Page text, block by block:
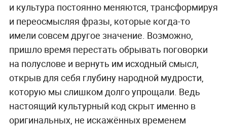
и культура постоянно меняются, трансформируя
и переосмысляя фразы, которые когда-то
имели совсем другое значение. Возможно,
пришло время перестать обрывать поговорки
на полуслове и вернуть им исходный смысл,
открыв для себя глубину народной мудрости,
которую мы слишком долго упрощали. Ведь
настоящий культурный код скрыт именно в
оригинальных, не искажённых временем